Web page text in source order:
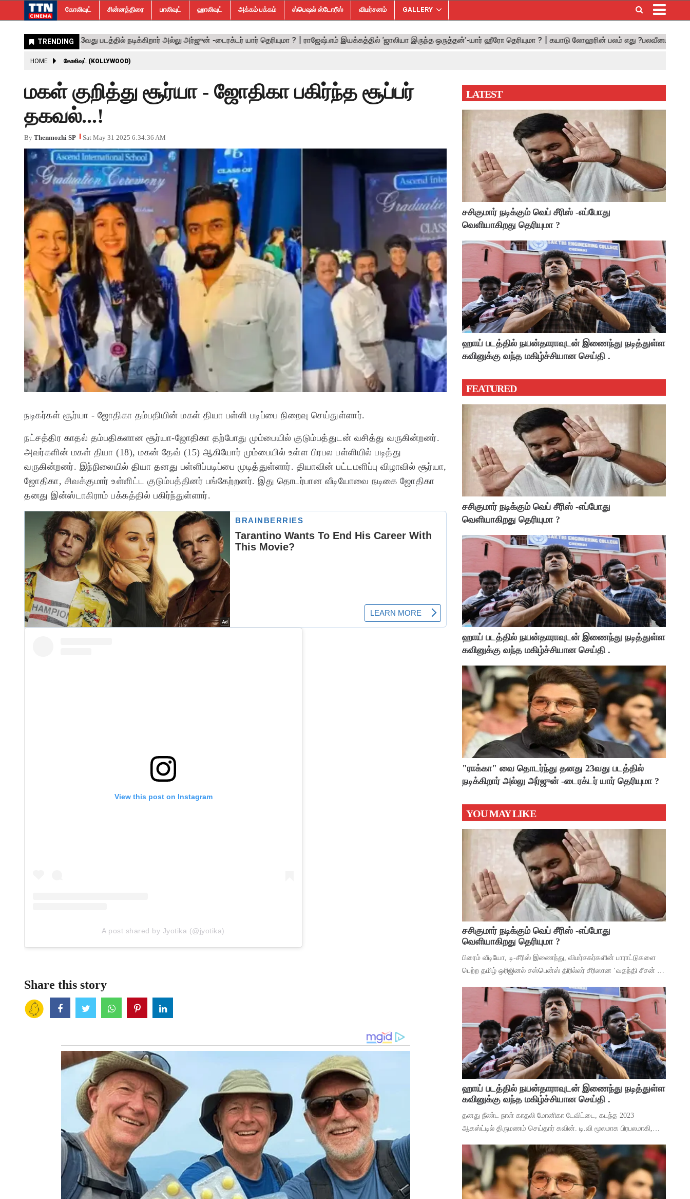
கோலிவுட் சின்னத்திரை பாலிவுட் ஹாலிவுட் அக்கம் பக்கம் ஸ்பெஷல் ஸ்டோரீஸ் விமர்சனம் GALLERY
HOME கோலிவுட் (KOLLYWOOD)
மகள் குறித்து சூர்யா - ஜோதிகா பகிர்ந்த சூப்பர்
தகவல்...!
By Thenmozhi SP Sat May 31 2025 6:34:36 AM
நடிகர்கள் சூர்யா - ஜோதிகா தம்பதியின் மகள் தியா பள்ளி படிப்பை நிறைவு செய்துள்ளார்.
நட்சத்திர காதல் தம்பதிகளான சூர்யா-ஜோதிகா தற்போது மும்பையில் குடும்பத்துடன் வசித்து வருகின்றனர்.
அவர்களின் மகள் தியா (18), மகன் தேவ் (15) ஆகியோர் மும்பையில் உள்ள பிரபல பள்ளியில் படித்து
வருகின்றனர். இந்நிலையில் தியா தனது பள்ளிப்படிப்பை முடித்துள்ளார். தியாவின் பட்டமளிப்பு விழாவில் சூர்யா,
ஜோதிகா, சிவக்குமார் உள்ளிட்ட குடும்பத்தினர் பங்கேற்றனர். இது தொடர்பான வீடியோவை நடிகை ஜோதிகா
தனது இன்ஸ்டாகிராம் பக்கத்தில் பகிர்ந்துள்ளார்.
View this post on Instagram
A post shared by Jyotika (@jyotika)
Share this story
LATEST
சசிகுமார் நடிக்கும் வெப் சீரிஸ் -எப்போது
வெளியாகிறது தெரியுமா ?
ஹாய் படத்தில் நயன்தாராவுடன் இணைந்து நடித்துள்ள
கவினுக்கு வந்த மகிழ்ச்சியான செய்தி .
FEATURED
சசிகுமார் நடிக்கும் வெப் சீரிஸ் -எப்போது
வெளியாகிறது தெரியுமா ?
ஹாய் படத்தில் நயன்தாராவுடன் இணைந்து நடித்துள்ள
கவினுக்கு வந்த மகிழ்ச்சியான செய்தி .
"ராக்கா" வை தொடர்ந்து தனது 23வது படத்தில்
நடிக்கிறார் அல்லு அர்ஜுன் -டைரக்டர் யார் தெரியுமா ?
YOU MAY LIKE
சசிகுமார் நடிக்கும் வெப் சீரிஸ் -எப்போது
வெளியாகிறது தெரியுமா ?
பிரைம் வீடியோ, டி-சீரிஸ் இணைந்து, விமர்சகர்களின் பாராட்டுகளை
பெற்ற தமிழ் ஒரிஜினல் சஸ்பென்ஸ் திரில்லர் சீரிஸான ‘வதந்தி சீசன் 2:
வெளியிட்டுள்ளனர். ச
ஹாய் படத்தில் நயன்தாராவுடன் இணைந்து நடித்துள்ள
கவினுக்கு வந்த மகிழ்ச்சியான செய்தி .
தனது நீண்ட நாள் காதலி மோனிகா டேவிட்டை, கடந்த 2023
ஆகஸ்ட்டில் திருமணம் செய்தார் கவின். டி.வி மூலமாக பிரபலமாகி,
மூலம் ஹீரோவாக மாறி வெற்றிபெ